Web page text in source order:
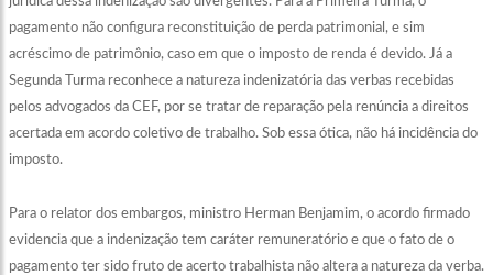
pagamento não configura reconstituição de perda patrimonial, e sim
acréscimo de patrimônio, caso em que o imposto de renda é devido. Já a
Segunda Turma reconhece a natureza indenizatória das verbas recebidas
pelos advogados da CEF, por se tratar de reparação pela renúncia a direitos
acertada em acordo coletivo de trabalho. Sob essa ótica, não há incidência do
imposto.
Para o relator dos embargos, ministro Herman Benjamim, o acordo firmado
evidencia que a indenização tem caráter remuneratório e que o fato de o
pagamento ter sido fruto de acerto trabalhista não altera a natureza da verba.